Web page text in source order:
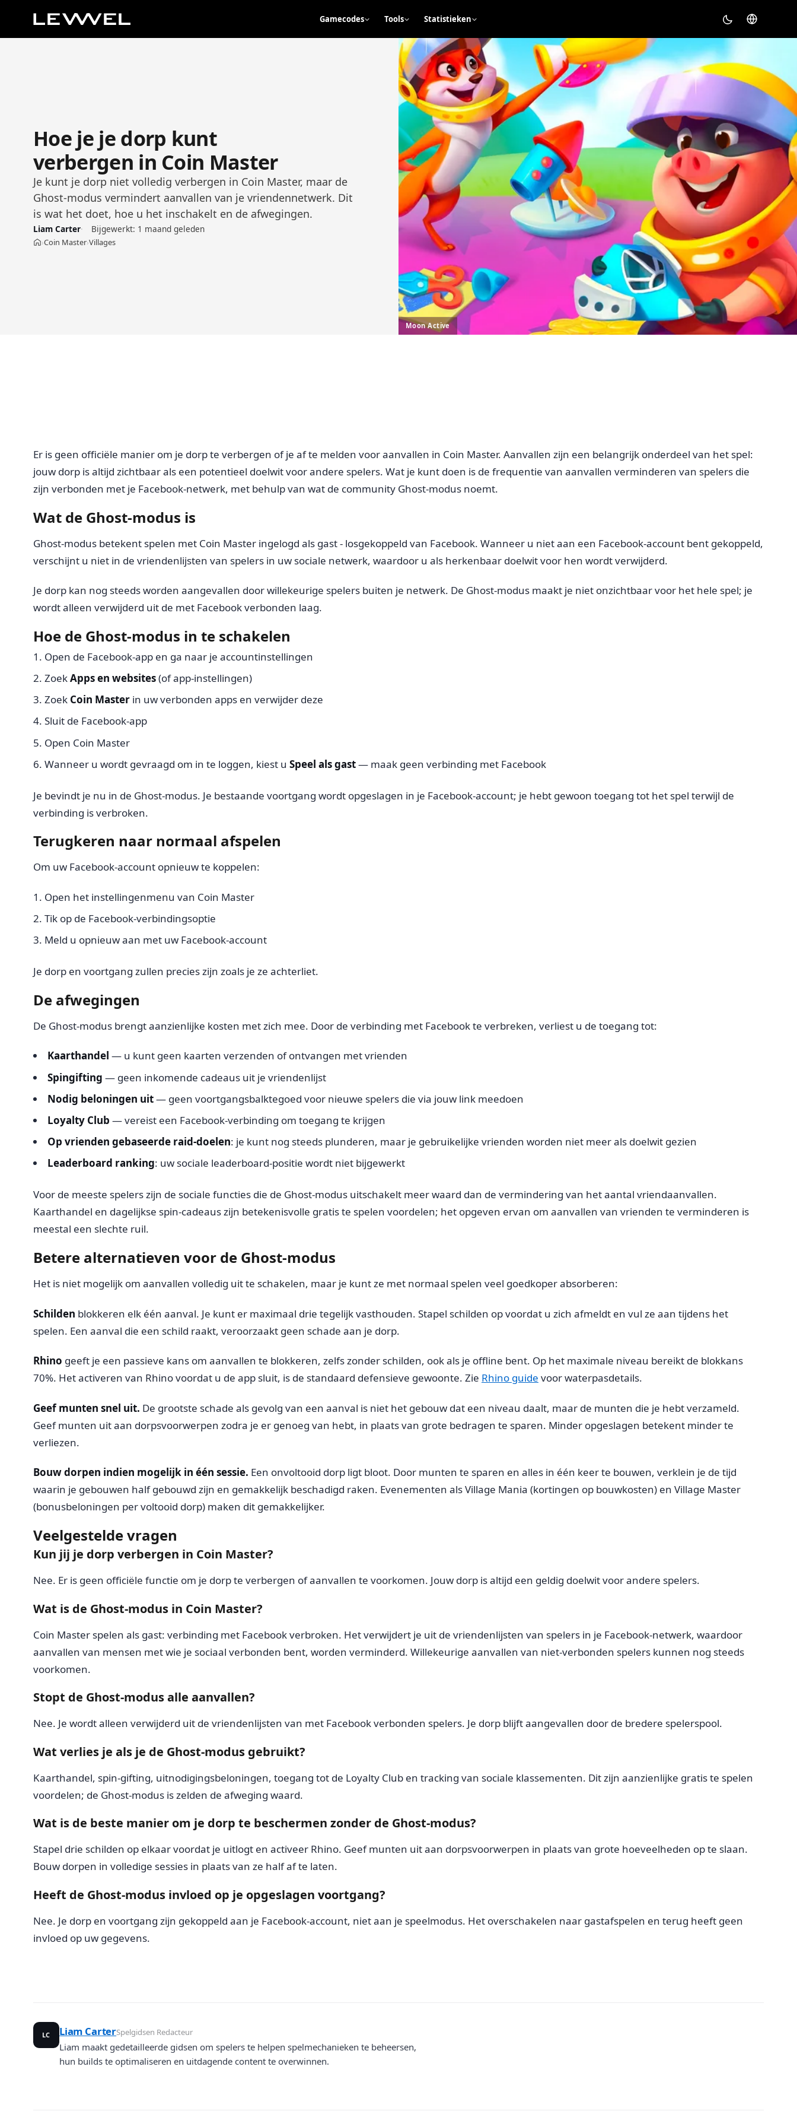
Gamecodes Tools Statistieken
Hoe je je dorp kunt
verbergen in Coin Master
Je kunt je dorp niet volledig verbergen in Coin Master, maar de
Ghost-modus vermindert aanvallen van je vriendennetwerk. Dit
is wat het doet, hoe u het inschakelt en de afwegingen.
Liam Carter Bijgewerkt: 1 maand geleden
Home
›Coin Master›Villages
Moon Active
Er is geen officiële manier om je dorp te verbergen of je af te melden voor aanvallen in Coin Master. Aanvallen zijn een belangrijk onderdeel van het spel:
jouw dorp is altijd zichtbaar als een potentieel doelwit voor andere spelers. Wat je kunt doen is de frequentie van aanvallen verminderen van spelers die
zijn verbonden met je Facebook-netwerk, met behulp van wat de community Ghost-modus noemt.
Wat de Ghost-modus is
Ghost-modus betekent spelen met Coin Master ingelogd als gast - losgekoppeld van Facebook. Wanneer u niet aan een Facebook-account bent gekoppeld,
verschijnt u niet in de vriendenlijsten van spelers in uw sociale netwerk, waardoor u als herkenbaar doelwit voor hen wordt verwijderd.
Je dorp kan nog steeds worden aangevallen door willekeurige spelers buiten je netwerk. De Ghost-modus maakt je niet onzichtbaar voor het hele spel; je
wordt alleen verwijderd uit de met Facebook verbonden laag.
Hoe de Ghost-modus in te schakelen
Open de Facebook-app en ga naar je accountinstellingen
ZoekApps en websites(of app-instellingen)
Zoek Coin Master in uw verbonden apps en verwijder deze
Sluit de Facebook-app
Open Coin Master
Wanneer u wordt gevraagd om in te loggen, kiest u Speel als gast— maak geen verbinding met Facebook
Je bevindt je nu in de Ghost-modus. Je bestaande voortgang wordt opgeslagen in je Facebook-account; je hebt gewoon toegang tot het spel terwijl de
verbinding is verbroken.
Terugkeren naar normaal afspelen
Om uw Facebook-account opnieuw te koppelen:
Open het instellingenmenu van Coin Master
Tik op de Facebook-verbindingsoptie
Meld u opnieuw aan met uw Facebook-account
Je dorp en voortgang zullen precies zijn zoals je ze achterliet.
De afwegingen
De Ghost-modus brengt aanzienlijke kosten met zich mee. Door de verbinding met Facebook te verbreken, verliest u de toegang tot:
Kaarthandel — u kunt geen kaarten verzenden of ontvangen met vrienden
Spingifting — geen inkomende cadeaus uit je vriendenlijst
Nodig beloningen uit— geen voortgangsbalktegoed voor nieuwe spelers die via jouw link meedoen
Loyalty Club — vereist een Facebook-verbinding om toegang te krijgen
Op vrienden gebaseerde raid-doelen: je kunt nog steeds plunderen, maar je gebruikelijke vrienden worden niet meer als doelwit gezien
Leaderboard ranking: uw sociale leaderboard-positie wordt niet bijgewerkt
Voor de meeste spelers zijn de sociale functies die de Ghost-modus uitschakelt meer waard dan de vermindering van het aantal vriendaanvallen.
Kaarthandel en dagelijkse spin-cadeaus zijn betekenisvolle gratis te spelen voordelen; het opgeven ervan om aanvallen van vrienden te verminderen is
meestal een slechte ruil.
Betere alternatieven voor de Ghost-modus
Het is niet mogelijk om aanvallen volledig uit te schakelen, maar je kunt ze met normaal spelen veel goedkoper absorberen:
Schilden blokkeren elk één aanval. Je kunt er maximaal drie tegelijk vasthouden. Stapel schilden op voordat u zich afmeldt en vul ze aan tijdens het
spelen. Een aanval die een schild raakt, veroorzaakt geen schade aan je dorp.
Rhino geeft je een passieve kans om aanvallen te blokkeren, zelfs zonder schilden, ook als je offline bent. Op het maximale niveau bereikt de blokkans
70%. Het activeren van Rhino voordat u de app sluit, is de standaard defensieve gewoonte. Zie Rhino guide voor waterpasdetails.
Geef munten snel uit. De grootste schade als gevolg van een aanval is niet het gebouw dat een niveau daalt, maar de munten die je hebt verzameld.
Geef munten uit aan dorpsvoorwerpen zodra je er genoeg van hebt, in plaats van grote bedragen te sparen. Minder opgeslagen betekent minder te
verliezen.
Bouw dorpen indien mogelijk in één sessie. Een onvoltooid dorp ligt bloot. Door munten te sparen en alles in één keer te bouwen, verklein je de tijd
waarin je gebouwen half gebouwd zijn en gemakkelijk beschadigd raken. Evenementen als Village Mania (kortingen op bouwkosten) en Village Master
(bonusbeloningen per voltooid dorp) maken dit gemakkelijker.
Veelgestelde vragen
Kun jij je dorp verbergen in Coin Master?
Nee. Er is geen officiële functie om je dorp te verbergen of aanvallen te voorkomen. Jouw dorp is altijd een geldig doelwit voor andere spelers.
Wat is de Ghost-modus in Coin Master?
Coin Master spelen als gast: verbinding met Facebook verbroken. Het verwijdert je uit de vriendenlijsten van spelers in je Facebook-netwerk, waardoor
aanvallen van mensen met wie je sociaal verbonden bent, worden verminderd. Willekeurige aanvallen van niet-verbonden spelers kunnen nog steeds
voorkomen.
Stopt de Ghost-modus alle aanvallen?
Nee. Je wordt alleen verwijderd uit de vriendenlijsten van met Facebook verbonden spelers. Je dorp blijft aangevallen door de bredere spelerspool.
Wat verlies je als je de Ghost-modus gebruikt?
Kaarthandel, spin-gifting, uitnodigingsbeloningen, toegang tot de Loyalty Club en tracking van sociale klassementen. Dit zijn aanzienlijke gratis te spelen
voordelen; de Ghost-modus is zelden de afweging waard.
Wat is de beste manier om je dorp te beschermen zonder de Ghost-modus?
Stapel drie schilden op elkaar voordat je uitlogt en activeer Rhino. Geef munten uit aan dorpsvoorwerpen in plaats van grote hoeveelheden op te slaan.
Bouw dorpen in volledige sessies in plaats van ze half af te laten.
Heeft de Ghost-modus invloed op je opgeslagen voortgang?
Nee. Je dorp en voortgang zijn gekoppeld aan je Facebook-account, niet aan je speelmodus. Het overschakelen naar gastafspelen en terug heeft geen
invloed op uw gegevens.
LC Liam CarterSpelgidsen Redacteur
Liam maakt gedetailleerde gidsen om spelers te helpen spelmechanieken te beheersen,
hun builds te optimaliseren en uitdagende content te overwinnen.